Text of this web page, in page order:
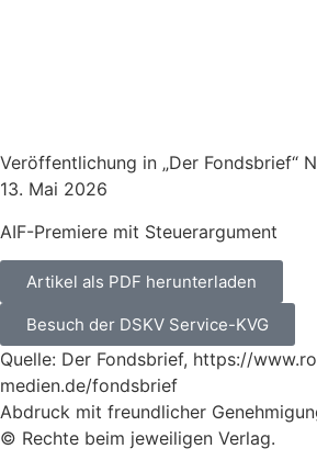
Veröffentlichung in „Der Fondsbrief“
13. Mai 2026
AIF-Premiere mit Steuerargument
Artikel als PDF herunterladen
Besuch der DSKV Service-KVG
Quelle: Der Fondsbrief, https://
medien.de/fondsbrief
Abdruck mit freundlicher
© Rechte beim jeweiligen Verlag.